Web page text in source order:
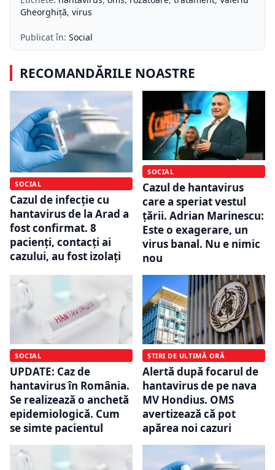
Gheorghiță, virus
Publicat în: Social
RECOMANDĂRILE NOASTRE
SOCIAL
Cazul de infecţie cu
hantavirus de la Arad a
fost confirmat. 8
pacienţi, contacţi ai
cazului, au fost izolaţi
SOCIAL
Cazul de hantavirus
care a speriat vestul
țării. Adrian Marinescu:
Este o exagerare, un
virus banal. Nu e nimic
nou
SOCIAL
UPDATE: Caz de
hantavirus în România.
Se realizează o anchetă
epidemiologică. Cum
se simte pacientul
ȘTIRI DE ULTIMĂ ORĂ
Alertă după focarul de
hantavirus de pe nava
MV Hondius. OMS
avertizează că pot
apărea noi cazuri